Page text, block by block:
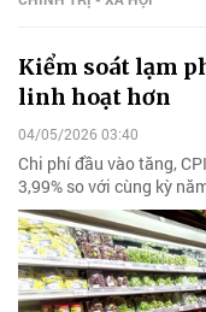
Kiểm soát lạm
linh hoạt hơn
04/05/2026 03:40
Chi phí đầu vào tăng,
3,99% so với cùng kỳ